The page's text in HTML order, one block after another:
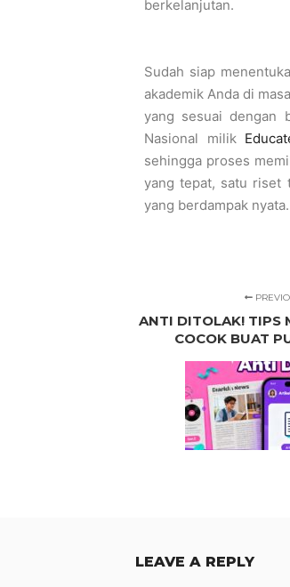
berkelanjutan.
Sudah siap
akademik Anda di
yang sesuai dengan
Nasional milik
sehingga proses
yang tepat, satu riset
yang berdampak nyata.
ANTI DITOLAK! TIPS
COCOK BUAT
LEAVE A REPLY